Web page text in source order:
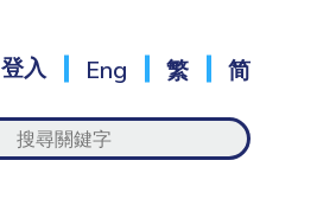
登入 Eng 繁 简